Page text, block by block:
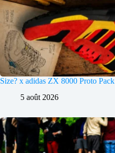
Size? x adidas ZX 8000 Proto Pack
5 août 2026